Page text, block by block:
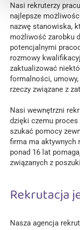
Nasi rekruterzy
najlepsze
nazwę stanowiska,
możliwość zarobku
potencjalnymi
rozmowy
zaktualizować
formalności,
rzeczy związane z
Nasi wewnętrzni
dzięki czemu
szukać pomocy
firma ma aktywnych
ponad 16 lat
związanych z
Rekrutacja
Nasza agencja